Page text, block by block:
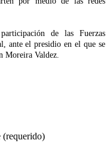
de las Fuerzas
ante el presidio en el que se
Moreira Valdez.
(requerido)